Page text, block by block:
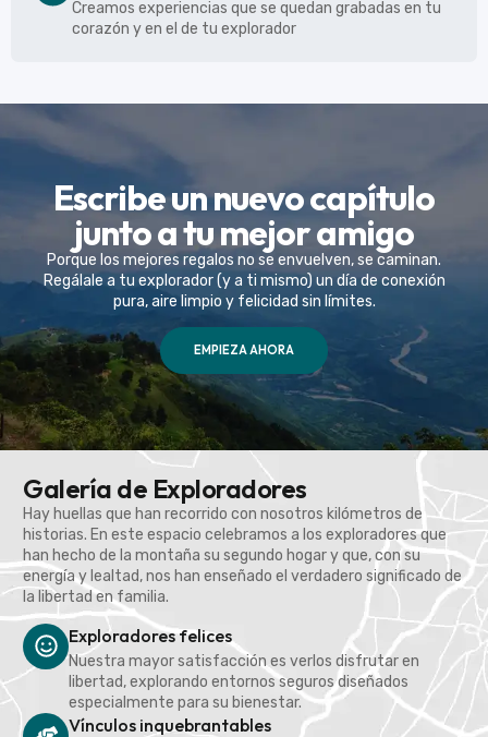
Creamos experiencias que se quedan grabadas en tu
corazón y en el de tu explorador
Escribe un nuevo capítulo
junto a tu mejor amigo
Porque los mejores regalos no se envuelven, se caminan.
Regálale a tu explorador (y a ti mismo) un día de conexión
pura, aire limpio y felicidad sin límites.
EMPIEZA AHORA
Galería de Exploradores
Hay huellas que han recorrido con nosotros kilómetros de
historias. En este espacio celebramos a los exploradores que
han hecho de la montaña su segundo hogar y que, con su
energía y lealtad, nos han enseñado el verdadero significado de
la libertad en familia.
Exploradores felices
Nuestra mayor satisfacción es verlos disfrutar en
libertad, explorando entornos seguros diseñados
especialmente para su bienestar.
Vínculos inquebrantables